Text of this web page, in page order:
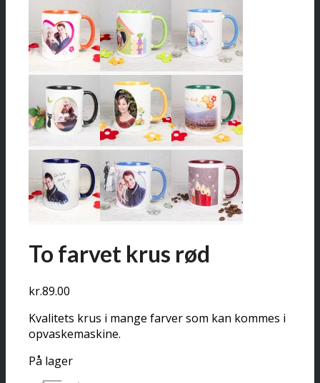
To farvet krus rød
kr.89.00
Kvalitets krus i mange farver som kan kommes i
opvaskemaskine.
På lager